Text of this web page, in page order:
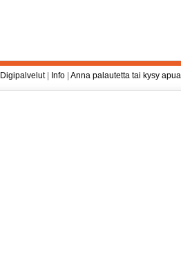
Digipalvelut| Info| Anna palautetta tai kysy apua